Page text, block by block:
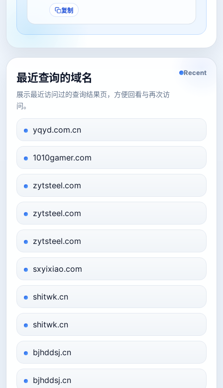
复制
最近查询的域名
展示最近访问过的查询结果页，方便回看与再次访
问。
Recent
yqyd.com.cn
1010gamer.com
zytsteel.com
zytsteel.com
zytsteel.com
sxyixiao.com
shitwk.cn
shitwk.cn
bjhddsj.cn
bjhddsj.cn